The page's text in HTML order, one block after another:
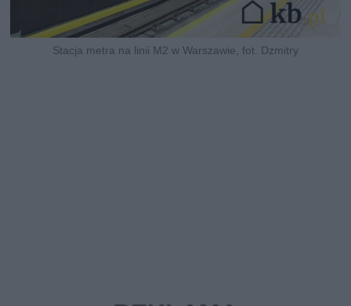
Stacja metra na linii M2 w Warszawie, fot. Dzmitry